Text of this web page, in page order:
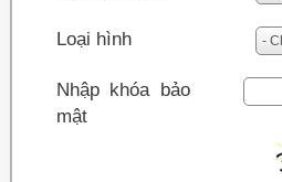
Loại hình
Nhập khóa bảo
mật